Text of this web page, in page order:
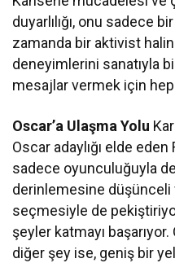
duyarlılığı, onu sadece
zamanda bir aktivist
deneyimlerini sanatıyla
mesajlar vermek için hep
Oscar’a Ulaşma Yolu
Oscar adaylığı elde eden
sadece oyunculuğuyla
derinlemesine düşünceli
seçmesiyle de
şeyler katmayı başarıyor.
diğer şey ise, geniş bir